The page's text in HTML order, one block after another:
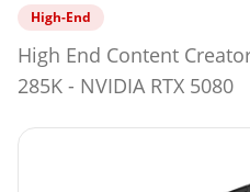
High-End
High End Content
285K - NVIDIA RTX 5080